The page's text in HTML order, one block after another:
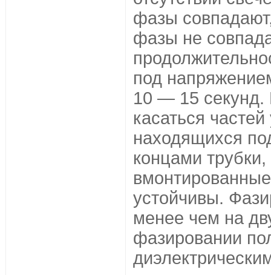
фазы
фазы не
под
10 — 15 секунд.
касаться
находящихся
концами трубки,
устойчивы.
менее чем на
фазировании